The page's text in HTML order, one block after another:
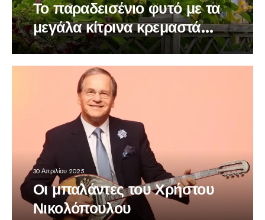
Το παραδεισένιο φυτό με τα
μεγάλα κίτρινα κρεμαστά
λουλούδια
30 Απριλίου 2025
Οι μπαλάντες του Χρήστου
Νικολόπουλου